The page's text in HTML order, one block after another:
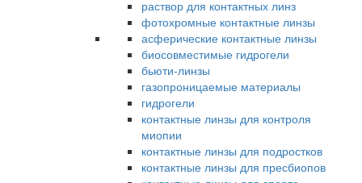
раствор для контактных линз
фотохромные контактные линзы
асферические контактные линзы
биосовместимые гидрогели
бьюти-линзы
газопроницаемые материалы
гидрогели
контактные линзы для контроля
миопии
контактные линзы для подростков
контактные линзы для пресбиопов